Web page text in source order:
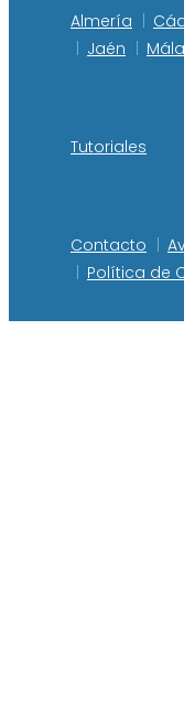
Almería
Jaén
Tutoriales
Contacto
Política de